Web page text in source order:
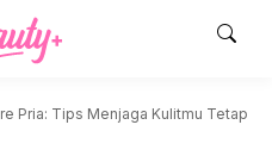
Pria: Tips Menjaga Kulitmu Tetap